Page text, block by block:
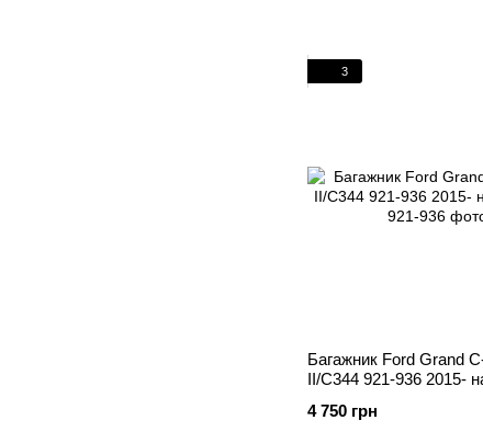
3
Багажник Ford Grand
II/C344 921-936 2015-
4 750 грн